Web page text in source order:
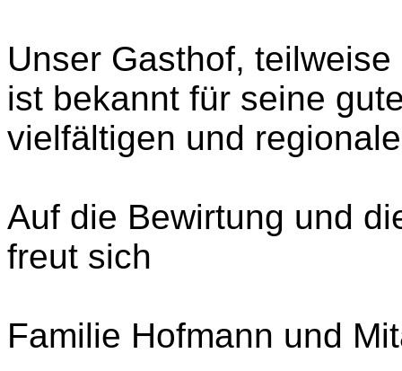
Unser Gasthof,
ist bekannt für seine
vielfältigen und
Auf die Bewirtung und
freut sich
Familie Hofmann und